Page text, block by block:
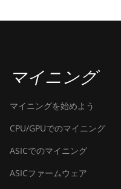
マイニング
マイニングを始めよう
CPU/GPUでのマイニング
ASICでのマイニング
ASICファームウェア